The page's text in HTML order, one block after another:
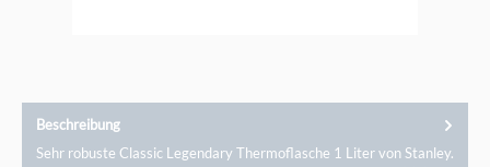
Beschreibung
Sehr robuste Classic Legendary Thermoflasche 1 Liter von Stanley.